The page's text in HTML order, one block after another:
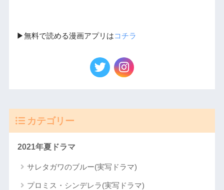
▶︎無料で読める漫画アプリはコチラ
カテゴリー
2021年夏ドラマ
サレタガワのブルー(実写ドラマ)
プロミス・シンデレラ(実写ドラマ)